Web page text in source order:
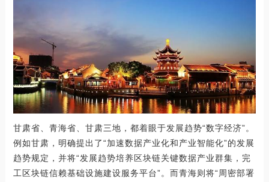
甘肃省、青海省、甘肃三地，都着眼于发展趋势“数字经济”。
例如甘肃，明确提出了“加速数据产业化和产业智能化”的发展
趋势规定，并将“发展趋势培养区块链关键数据产业群集，完
工区块链信赖基础设施建设服务平台”。而青海则将“周密部署